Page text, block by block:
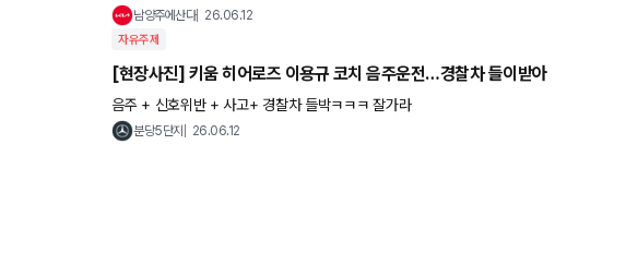
남양주에산다 26.06.12
자유주제
[현장사진] 키움 히어로즈 이용규 코치 음주운전…경찰차 들이받아
음주 + 신호위반 + 사고+ 경찰차 들박ㅋㅋㅋ 잘가라
분당5단지 26.06.12